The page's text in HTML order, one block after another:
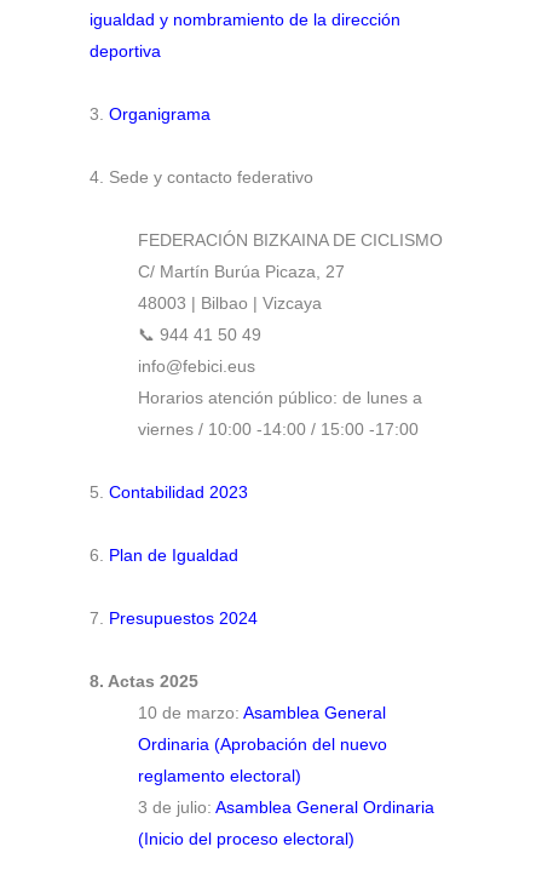
igualdad y nombramiento de la dirección
deportiva
3. Organigrama
4. Sede y contacto federativo
FEDERACIÓN BIZKAINA DE CICLISMO
C/ Martín Burúa Picaza, 27
48003 | Bilbao | Vizcaya
📞 944 41 50 49
info@febici.eus
Horarios atención público: de lunes a
viernes / 10:00 -14:00 / 15:00 -17:00
5. Contabilidad 2023
6. Plan de Igualdad
7. Presupuestos 2024
8. Actas 2025
10 de marzo: Asamblea General
Ordinaria (Aprobación del nuevo
reglamento electoral)
3 de julio: Asamblea General Ordinaria
(Inicio del proceso electoral)